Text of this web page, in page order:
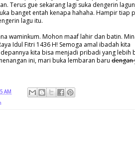
Terus gue sekarang lagi suka dengerin
banget entah kenapa hahaha. Hampir tiap
lagu itu.
waminkum. Mohon maaf lahir dan batin.
Idul Fitri 1436 H! Semoga amal ibadah kita
kita bisa menjadi pribadi yang lebih
ini, mari buka lembaran baru dengan
AM